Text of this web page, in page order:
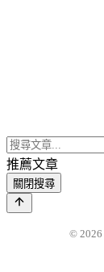
推薦文章
關閉搜尋
© 2026